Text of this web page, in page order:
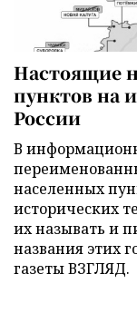
Настоящие
пунктов на
России
В
населенных
исторических
их называть и
названия этих
газеты ВЗГЛЯД.